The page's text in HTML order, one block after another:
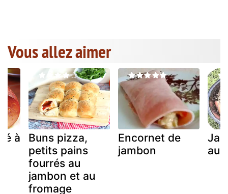
Vous allez aimer
à
Buns pizza,
petits pains
fourrés au
jambon et au
fromage
Encornet de
jambon
au